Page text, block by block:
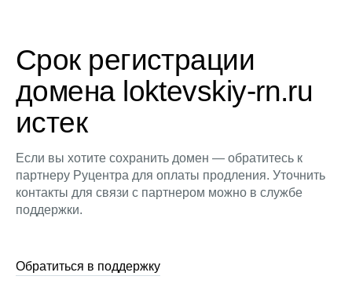
Срок регистрации
домена loktevskiy-rn.ru
истек
Если вы хотите сохранить домен — обратитесь к
партнеру Руцентра для оплаты продления. Уточнить
контакты для связи с партнером можно в службе
поддержки.
Обратиться в поддержку